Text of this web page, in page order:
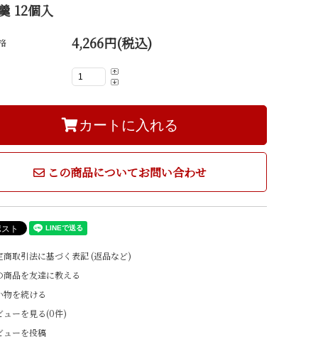
生菓子（冷凍）
12個入
4,266円(税込)
カートに入れる
この商品についてお問い合わせ
取引法に基づく表記 (返品など)
品を友達に教える
を続ける
ーを見る(0件)
ーを投稿